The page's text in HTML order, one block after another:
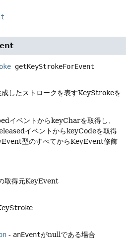
getKeyStrokeForEvent
したストロークを表すKeyStrokeを
イベントからkeyCharを取得し、
イベントからkeyCodeを取得
型のすべてからKeyEvent修飾
取得元KeyEvent
- anEventがnullである場合